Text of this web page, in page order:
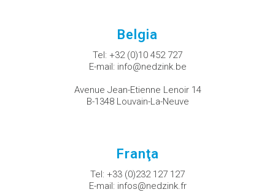
Belgia
Tel: +32 (0)10 452 727
E-mail: info@nedzink.be
Avenue Jean-Etienne Lenoir 14
B-1348 Louvain-La-Neuve
Franţa
Tel: +33 (0)232 127 127
E-mail: infos@nedzink.fr